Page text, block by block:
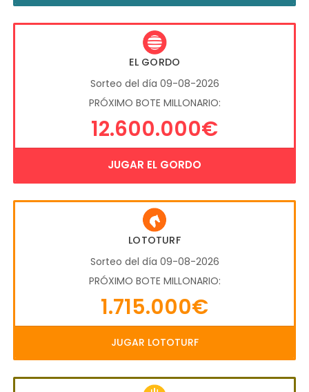
EL GORDO
Sorteo del día 09-08-2026
PRÓXIMO BOTE MILLONARIO:
12.600.000€
JUGAR EL GORDO
LOTOTURF
Sorteo del día 09-08-2026
PRÓXIMO BOTE MILLONARIO:
1.715.000€
JUGAR LOTOTURF